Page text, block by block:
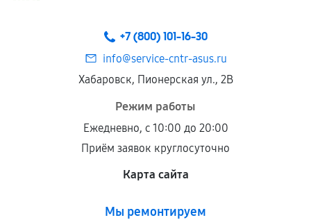
центром.
При этом гарантия на сами комплектующие
продавца. За качество сторонних деталей
сервисный центр ответственности не несет.
+7 (800) 101-16-30
info@service-cntr-asus.ru
Хабаровск, Пионерская ул., 2В
Режим работы
Ежедневно, с 10:00 до 20:00
Приём заявок круглосуточно
Карта сайта
Мы ремонтируем